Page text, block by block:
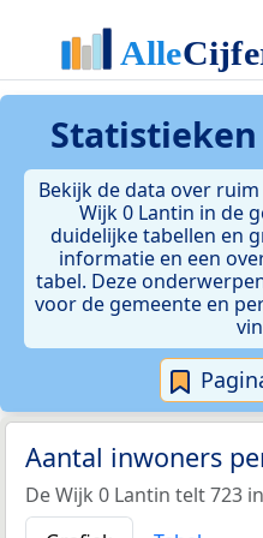
Statistieken
Bekijk de data over
Wijk 0 Lantin in de
duidelijke tabellen en
informatie en een
tabel. Deze
voor de gemeente en
Aantal inwoners
De Wijk 0 Lantin telt 723